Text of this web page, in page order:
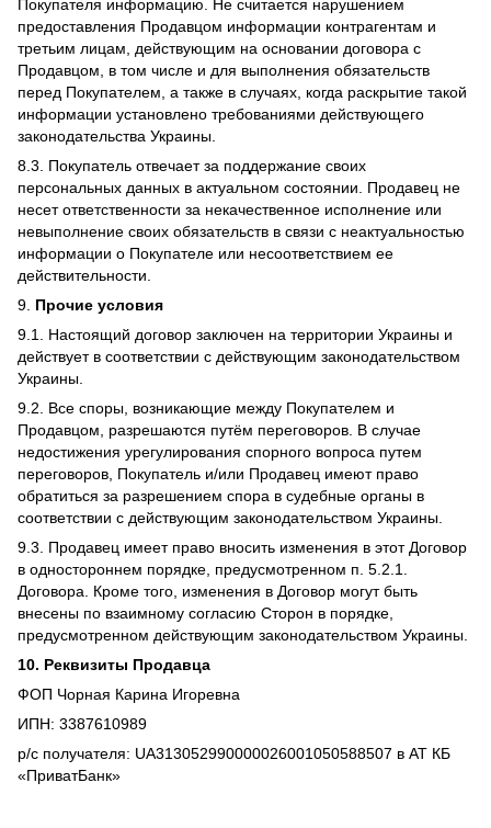
Покупателя информацию. Не считается нарушением
предоставления Продавцом информации контрагентам и
третьим лицам, действующим на основании договора с
Продавцом, в том числе и для выполнения обязательств
перед Покупателем, а также в случаях, когда раскрытие такой
информации установлено требованиями действующего
законодательства Украины.
8.3. Покупатель отвечает за поддержание своих
персональных данных в актуальном состоянии. Продавец не
несет ответственности за некачественное исполнение или
невыполнение своих обязательств в связи с неактуальностью
информации о Покупателе или несоответствием ее
действительности.
9. Прочие условия
9.1. Настоящий договор заключен на территории Украины и
действует в соответствии с действующим законодательством
Украины.
9.2. Все споры, возникающие между Покупателем и
Продавцом, разрешаются путём переговоров. В случае
недостижения урегулирования спорного вопроса путем
переговоров, Покупатель и/или Продавец имеют право
обратиться за разрешением спора в судебные органы в
соответствии с действующим законодательством Украины.
9.3. Продавец имеет право вносить изменения в этот Договор
в одностороннем порядке, предусмотренном п. 5.2.1.
Договора. Кроме того, изменения в Договор могут быть
внесены по взаимному согласию Сторон в порядке,
предусмотренном действующим законодательством Украины.
10. Реквизиты Продавца
ФОП Чорная Карина Игоревна
ИПН: 3387610989
р/с получателя: UA313052990000026001050588507 в АТ КБ
«ПриватБанк»